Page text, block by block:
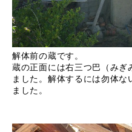
解体前の蔵です。
蔵の正面には右三つ巴（みぎ
ました。解体するには勿体
ました。